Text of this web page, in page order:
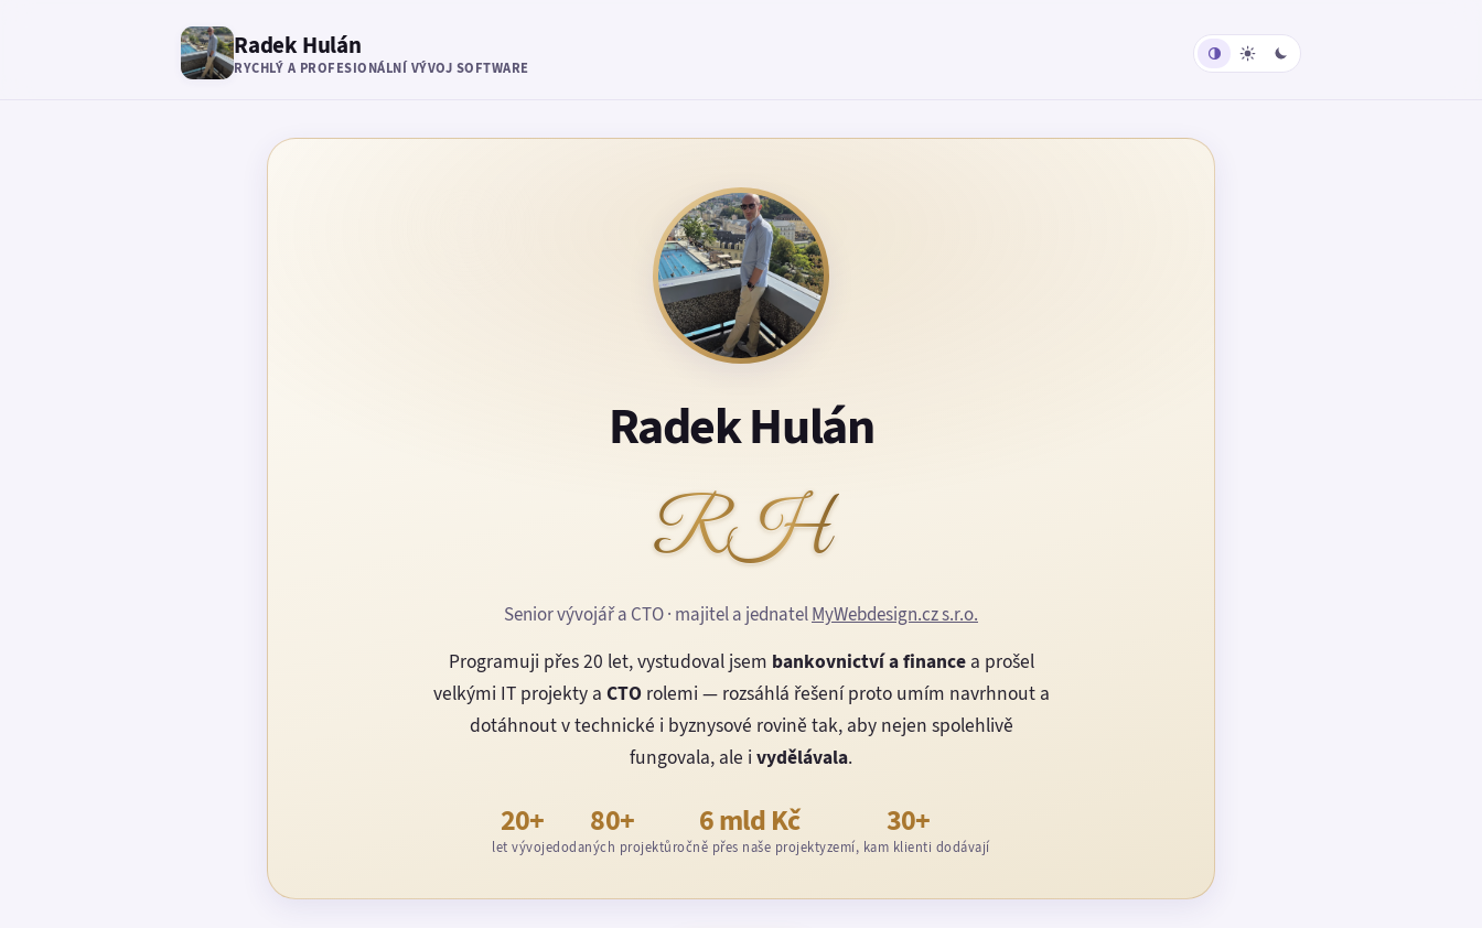
Radek Hulán
RYCHLÝ A PROFESIONÁLNÍ VÝVOJ SOFTWARE
Radek Hulán
RH
Senior vývojář a CTO · majitel a jednatelMyWebdesign.cz s.r.o.
Programuji přes 20 let, vystudoval jsem bankovnictví a financea prošel
velkými IT projekty a CTOrolemi — rozsáhlá řešení proto umím navrhnout a
dotáhnout v technické i byznysové rovině tak, aby nejen spolehlivě
fungovala, ale i vydělávala.
20+
let vývoje
80+
dodaných projektů
6 mld Kč
ročně přes naše projekty
30+
zemí, kam klienti dodávají